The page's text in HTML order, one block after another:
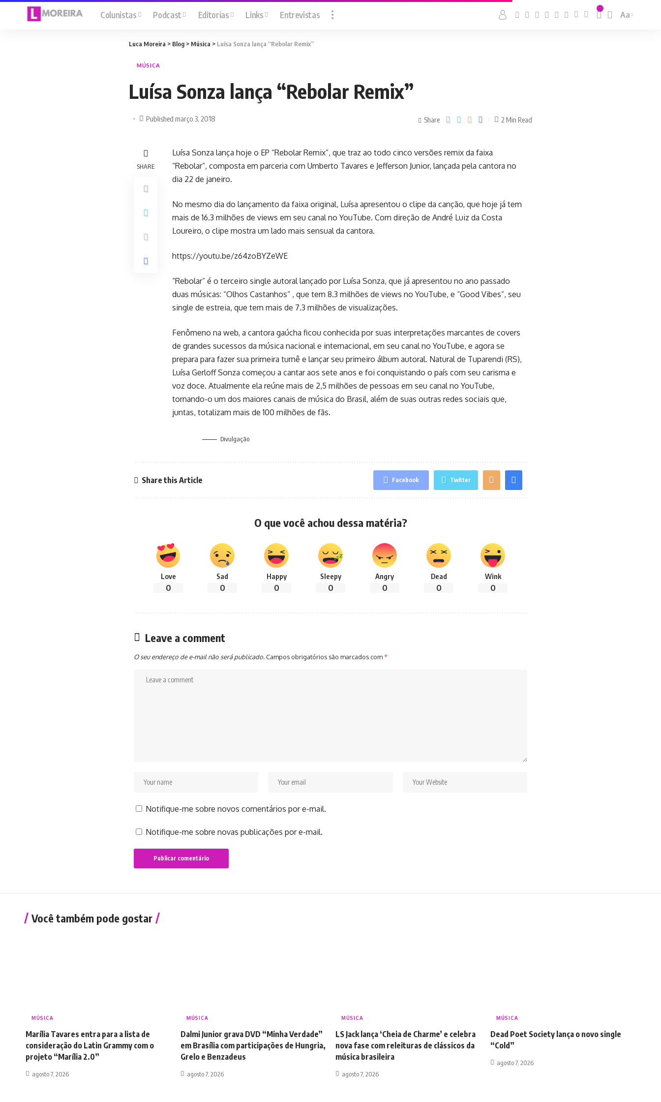
Colunistas Podcast Editorias Links Entrevistas Aa
Luca Moreira > Blog > Música > Luísa Sonza lança “Rebolar Remix”
MÚSICA
Luísa Sonza lança “Rebolar Remix”
Published março 3, 2018 Share 2 Min Read
SHARE
Luísa Sonza lança hoje o EP “Rebolar Remix”, que traz ao todo cinco versões remix da faixa
“Rebolar”, composta em parceria com Umberto Tavares e Jefferson Junior, lançada pela cantora no
dia 22 de janeiro.
No mesmo dia do lançamento da faixa original, Luísa apresentou o clipe da canção, que hoje já tem
mais de 16.3 milhões de views em seu canal no YouTube. Com direção de André Luiz da Costa
Loureiro, o clipe mostra um lado mais sensual da cantora.
https://youtu.be/z64zoBYZeWE
“Rebolar” é o terceiro single autoral lançado por Luísa Sonza, que já apresentou no ano passado
duas músicas: “Olhos Castanhos” , que tem 8.3 milhões de views no YouTube, e “Good Vibes”, seu
single de estreia, que tem mais de 7.3 milhões de visualizações.
Fenômeno na web, a cantora gaúcha ficou conhecida por suas interpretações marcantes de covers
de grandes sucessos da música nacional e internacional, em seu canal no YouTube, e agora se
prepara para fazer sua primeira turnê e lançar seu primeiro álbum autoral. Natural de Tuparendi (RS),
Luísa Gerloff Sonza começou a cantar aos sete anos e foi conquistando o país com seu carisma e
voz doce. Atualmente ela reúne mais de 2,5 milhões de pessoas em seu canal no YouTube,
tornando-o um dos maiores canais de música do Brasil, além de suas outras redes sociais que,
juntas, totalizam mais de 100 milhões de fãs.
Divulgação
Share this Article Facebook Twitter
O que você achou dessa matéria?
Love
0
Sad
0
Happy
0
Sleepy
0
Angry
0
Dead
0
Wink
0
Leave a comment
O seu endereço de e-mail não será publicado. Campos obrigatórios são marcados com*
Notifique-me sobre novos comentários por e-mail.
Notifique-me sobre novas publicações por e-mail.
Você também pode gostar
MÚSICA
Marília Tavares entra para a lista de
consideração do Latin Grammy com o
projeto “Marília 2.0”
agosto 7, 2026
MÚSICA
Dalmi Junior grava DVD “Minha Verdade”
em Brasília com participações de Hungria,
Grelo e Benzadeus
agosto 7, 2026
MÚSICA
LS Jack lança ‘Cheia de Charme’ e celebra
nova fase com releituras de clássicos da
música brasileira
agosto 7, 2026
MÚSICA
Dead Poet Society lança o novo single
“Cold”
agosto 7, 2026